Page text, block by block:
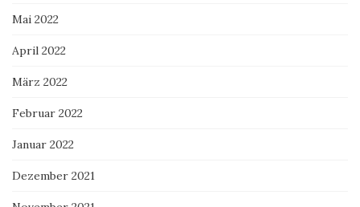
Mai 2022
April 2022
März 2022
Februar 2022
Januar 2022
Dezember 2021